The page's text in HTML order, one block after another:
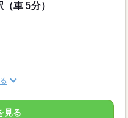
車 5分）
見る